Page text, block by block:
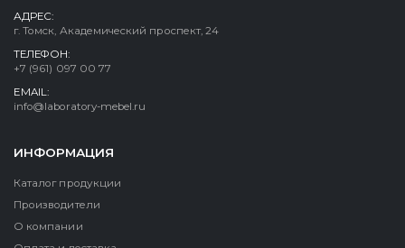
АДРЕС:
г. Томск, Академический проспект, 24
ТЕЛЕФОН:
+7 (961) 097 00 77
EMAIL:
info@laboratory-mebel.ru
ИНФОРМАЦИЯ
Каталог продукции
Производители
О компании